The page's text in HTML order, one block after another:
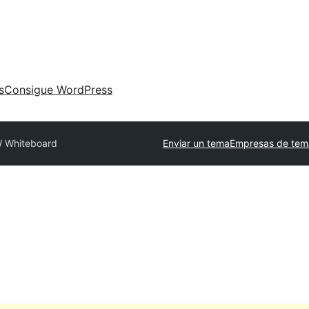
Consigue WordPress
Whiteboard Enviar un temaEmpresas de